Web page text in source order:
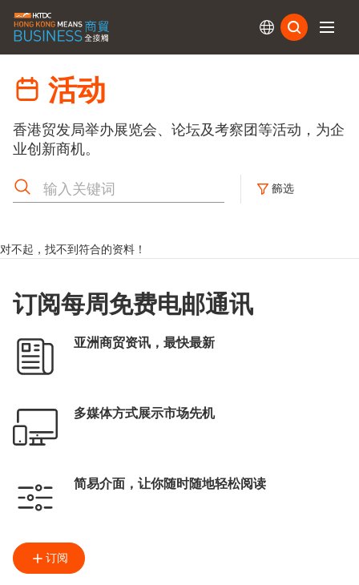
活动
香港贸发局举办展览会、论坛及考察团等活动，为企
业创新商机。
籂选
对不起，找不到符合的资料！
订阅每周免费电邮通讯
亚洲商贸资讯，最快最新
多媒体方式展示市场先机
简易介面，让你随时随地轻松阅读
订阅